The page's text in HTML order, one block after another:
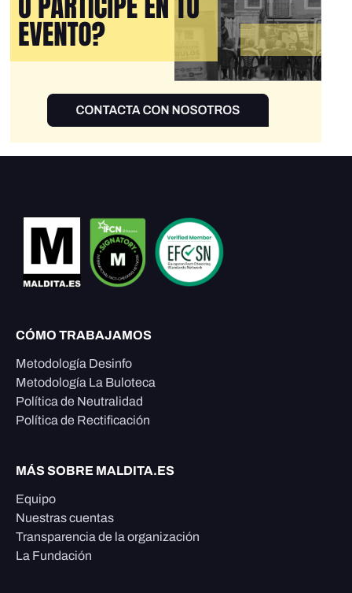
CÓMO TRABAJAMOS
Metodología Desinfo
Metodología La Buloteca
Política de Neutralidad
Política de Rectificación
MÁS SOBRE MALDITA.ES
Equipo
Nuestras cuentas
Transparencia de la organización
La Fundación